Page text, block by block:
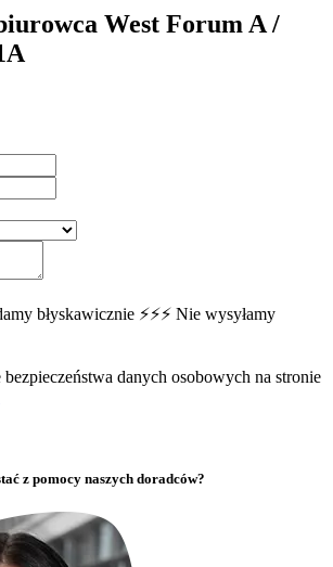
West Forum A /
błyskawicznie ⚡⚡⚡ Nie wysyłamy
danych osobowych na stronie
z pomocy naszych doradców?